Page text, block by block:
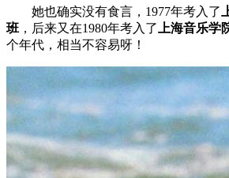
她也确实没有食言，1977年考入了
班 ，后来又在1980年考入了 上海音乐学
个年代，相当不容易呀！